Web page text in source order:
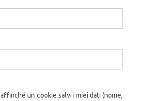
un cookie salvi i miei dati (nome,